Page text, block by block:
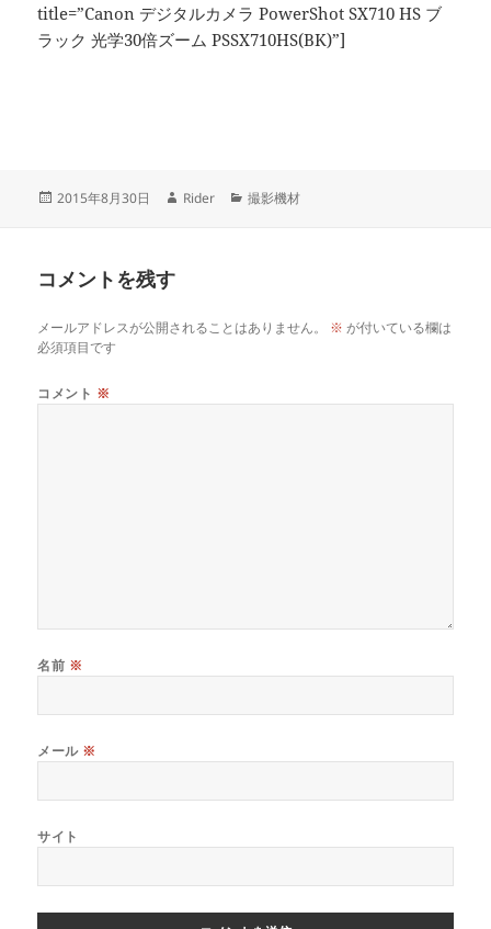
title=”Canon デジタルカメラ PowerShot SX710 HS ブ
ラック 光学30倍ズーム PSSX710HS(BK)”]
投
2015年8月30日
作
Rider
カ
撮影機材
コメントを残す
メールアドレスが公開されることはありません。 ※ が付いている欄は
必須項目です
コメント ※
名前 ※
メール ※
サイト